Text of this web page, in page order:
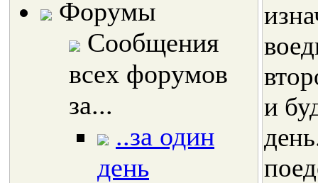
Форумы
Сообщения
всех форумов
за...
..за один
день
и